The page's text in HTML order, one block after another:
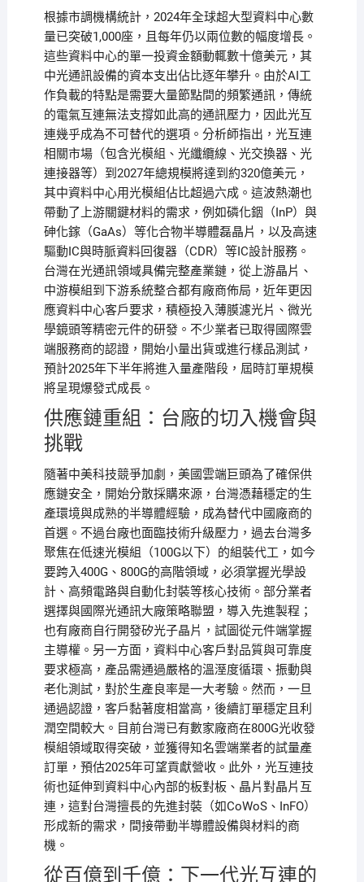
根據市調機構統計，2024年全球超大型資料中心數
量已突破1,000座，且每年仍以兩位數的幅度增長。
這些資料中心的單一投資金額動輒數十億美元，其
中光通訊設備的資本支出佔比逐年攀升。由於AI工
作負載的特點是需要大量節點間的頻繁通訊，傳統
的電氣互連無法支撐如此高的通訊壓力，因此光互
連幾乎成為不可替代的選項。分析師指出，光互連
相關市場（包含光模組、光纖纜線、光交換器、光
連接器等）到2027年總規模將達到約320億美元，
其中資料中心用光模組佔比超過六成。這波熱潮也
帶動了上游關鍵材料的需求，例如磷化銦（InP）與
砷化鎵（GaAs）等化合物半導體磊晶片，以及高速
驅動IC與時脈資料回復器（CDR）等IC設計服務。
台灣在光通訊領域具備完整產業鏈，從上游晶片、
中游模組到下游系統整合都有廠商佈局，近年更因
應資料中心客戶要求，積極投入薄膜濾光片、微光
學鏡頭等精密元件的研發。不少業者已取得國際雲
端服務商的認證，開始小量出貨或進行樣品測試，
預計2025年下半年將進入量產階段，屆時訂單規模
將呈現爆發式成長。
供應鏈重組：台廠的切入機會與
挑戰
隨著中美科技競爭加劇，美國雲端巨頭為了確保供
應鏈安全，開始分散採購來源，台灣憑藉穩定的生
產環境與成熟的半導體經驗，成為替代中國廠商的
首選。不過台廠也面臨技術升級壓力，過去台灣多
聚焦在低速光模組（100G以下）的組裝代工，如今
要跨入400G、800G的高階領域，必須掌握光學設
計、高頻電路與自動化封裝等核心技術。部分業者
選擇與國際光通訊大廠策略聯盟，導入先進製程；
也有廠商自行開發矽光子晶片，試圖從元件端掌握
主導權。另一方面，資料中心客戶對品質與可靠度
要求極高，產品需通過嚴格的溫溼度循環、振動與
老化測試，對於生產良率是一大考驗。然而，一旦
通過認證，客戶黏著度相當高，後續訂單穩定且利
潤空間較大。目前台灣已有數家廠商在800G光收發
模組領域取得突破，並獲得知名雲端業者的試量產
訂單，預估2025年可望貢獻營收。此外，光互連技
術也延伸到資料中心內部的板對板、晶片對晶片互
連，這對台灣擅長的先進封裝（如CoWoS、InFO）
形成新的需求，間接帶動半導體設備與材料的商
機。
從百億到千億：下一代光互連的